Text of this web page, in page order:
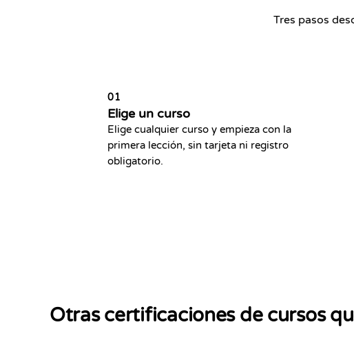
Tres pasos
01
Elige un curso
Elige cualquier curso y empieza con la
primera lección, sin tarjeta ni registro
obligatorio.
Otras certificaciones de cursos